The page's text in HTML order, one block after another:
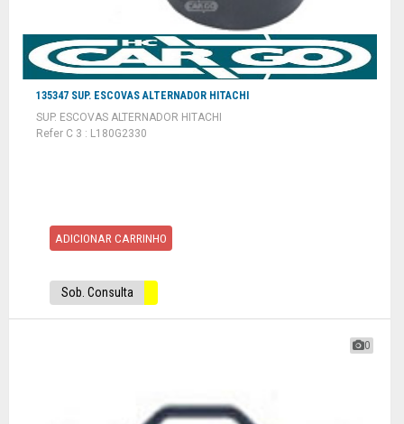
135347 SUP. ESCOVAS ALTERNADOR HITACHI
SUP. ESCOVAS ALTERNADOR HITACHI
Refer C 3 : L180G2330
ADICIONAR CARRINHO
Sob. Consulta
0